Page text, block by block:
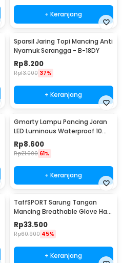
+ Keranjang
Sparsil Jaring Topi Mancing Anti
Nyamuk Serangga - B-18DY
Rp8.200
Rp13.000 37%
+ Keranjang
Gmarty Lampu Pancing Joran
LED Luminous Waterproof 10
PCS - Q0142
Rp8.600
Rp21.900 61%
+ Keranjang
TaffSPORT Sarung Tangan
Mancing Breathable Glove Half
Finger 1 Pair - DW-GRTX
Rp33.500
Rp60.900 45%
+ Keranjang